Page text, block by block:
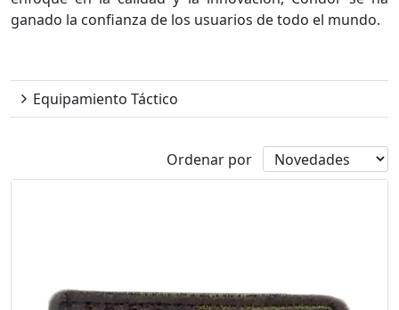
ganado la confianza de los usuarios de todo el mundo.
Equipamiento Táctico
Ordenar por